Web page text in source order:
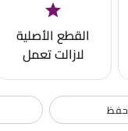
القطع الأصلية
لازالت تعمل
حفظ